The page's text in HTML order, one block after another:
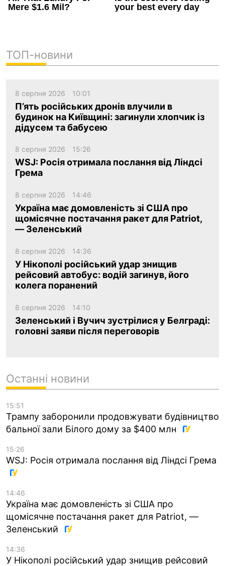
ТОП-новини
8 серпня 2026 10:01
П’ять російських дронів влучили в
будинок на Київщині: загинули хлопчик із
дідусем та бабусею
8 серпня 2026 15:26
WSJ: Росія отримала послання від Ліндсі
Грема
8 серпня 2026 14:46
Україна має домовленість зі США про
щомісячне постачання ракет для Patriot,
— Зеленський
8 серпня 2026 14:36
У Нікополі російський удар знищив
рейсовий автобус: водій загинув, його
колега поранений
8 серпня 2026 14:10
Зеленський і Вучич зустрілися у Белграді:
головні заяви після переговорів
Останні новини
15:51
Трампу заборонили продовжувати будівництво
бальної зали Білого дому за $400 млн
15:26
WSJ: Росія отримала послання від Ліндсі Грема
14:46
Україна має домовленість зі США про
щомісячне постачання ракет для Patriot, —
Зеленський
14:36
У Нікополі російський удар знищив рейсовий